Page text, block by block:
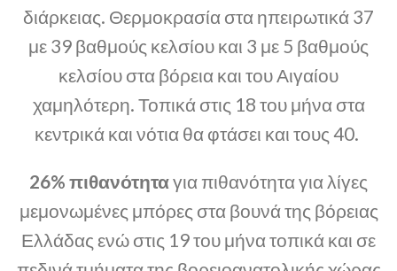
διάρκειας. Θερμοκρασία στα ηπειρωτικά 37
με 39 βαθμούς κελσίου και 3 με 5 βαθμούς
κελσίου στα βόρεια και του Αιγαίου
χαμηλότερη. Τοπικά στις 18 του μήνα στα
κεντρικά και νότια θα φτάσει και τους 40.
26% πιθανότηταγια πιθανότητα για λίγες
μεμονωμένες μπόρες στα βουνά της βόρειας
Ελλάδας ενώ στις 19 του μήνα τοπικά και σε